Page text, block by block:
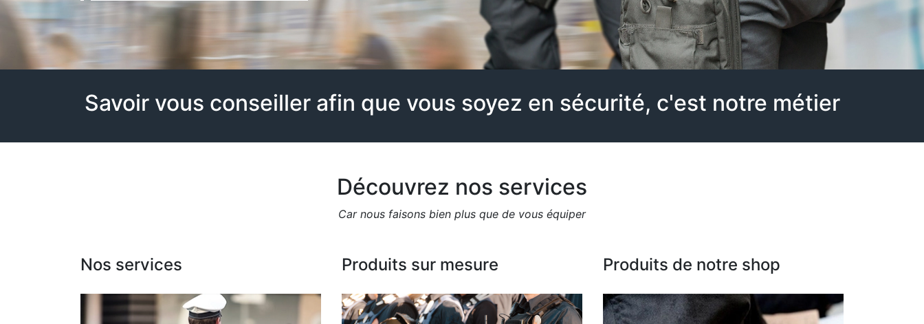
Savoir vous conseiller afin que vous soyez en sécurité, c'est notre métier
Découvrez nos services
Car nous faisons bien plus que de vous équiper
Nos services Produits sur mesure Produits de notre shop